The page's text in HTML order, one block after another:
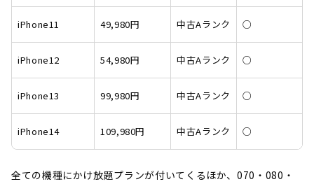
iPhone11 49,980円 中古Aランク ○
iPhone12 54,980円 中古Aランク ○
iPhone13 99,980円 中古Aランク ○
iPhone14 109,980円 中古Aランク ○
全ての機種にかけ放題プランが付いてくるほか、070・080・